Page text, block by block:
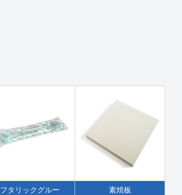
フタリックグルー 素焼板